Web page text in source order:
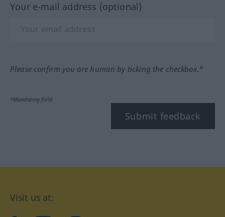
Your e-mail address (optional)
Please confirm you are human by ticking the checkbox.*
*Mandatory field
Submit feedback
Visit us at: